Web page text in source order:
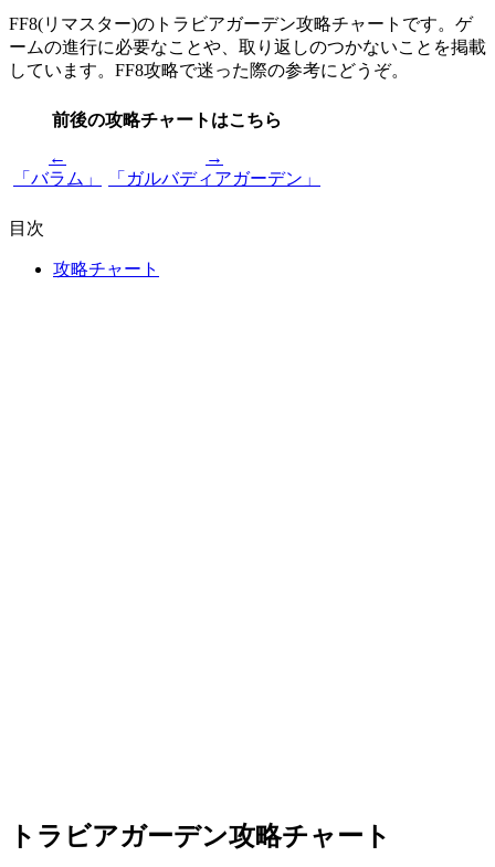
FF8(リマスター)のトラビアガーデン攻略チャートです。ゲ
ームの進行に必要なことや、取り返しのつかないことを掲載
しています。FF8攻略で迷った際の参考にどうぞ。
前後の攻略チャートはこちら
←
「バラム」
→
「ガルバディアガーデン」
目次
攻略チャート
トラビアガーデン攻略チャート